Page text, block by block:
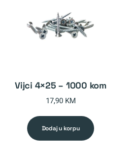
vijci 4×25 – 1000 kom
17,90 KM
dodaj u korpu